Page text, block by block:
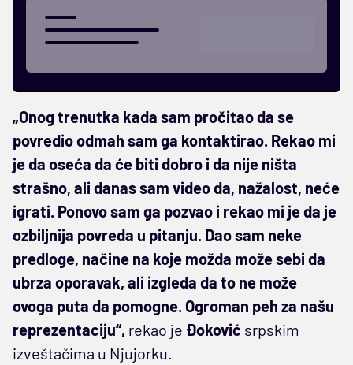
„Onog trenutka kada sam pročitao da se
povredio odmah sam ga kontaktirao. Rekao mi
je da oseća da će biti dobro i da nije ništa
strašno, ali danas sam video da, nažalost, neće
igrati. Ponovo sam ga pozvao i rekao mi je da je
ozbiljnija povreda u pitanju. Dao sam neke
predloge, načine na koje možda može sebi da
ubrza oporavak, ali izgleda da to ne može
ovoga puta da pomogne. Ogroman peh za našu
reprezentaciju“, rekao je Đoković srpskim
izveštačima u Njujorku.